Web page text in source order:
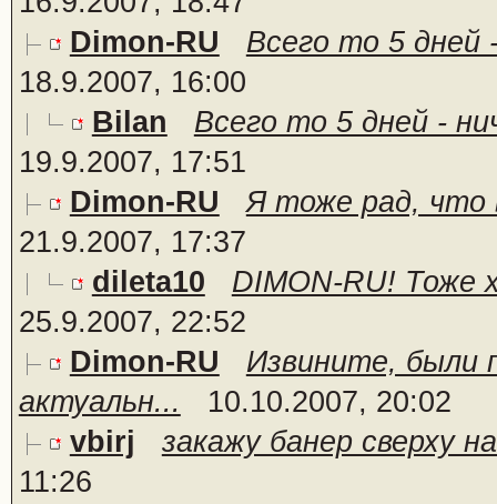
Dimon-RU
Всего то 5 дней
18.9.2007, 16:00
Bilan
Всего то 5 дней -
19.9.2007, 17:51
Dimon-RU
Я тоже рад, что
21.9.2007, 17:37
dileta10
DIMON-RU! Тоже
25.9.2007, 22:52
Dimon-RU
Извините, были
актуальн...
10.10.2007, 20:02
vbirj
закажу банер сверху
11:26